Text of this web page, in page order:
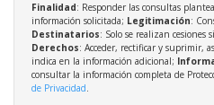
Finalidad: Responder las consultas
información solicitada; Legitimación:
Destinatarios: Solo se realizan cesiones
Derechos: Acceder, rectificar y suprimir,
indica en la información adicional;
consultar la información completa de
de Privacidad.